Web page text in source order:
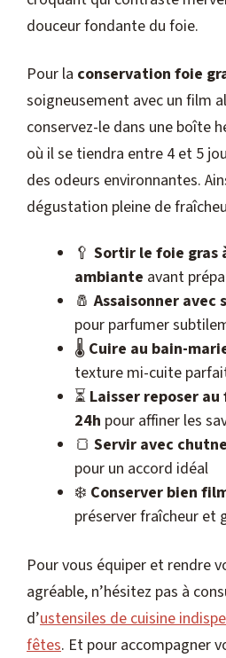
douceur fondante du foie.
Pour la conservation foie
soigneusement avec un film
conservez-le dans une boîte
où il se tiendra entre 4 et 5
des odeurs environnantes.
dégustation pleine de
🥄 Sortir le foie gras
ambiante avant
🧂Assaisonner
pour parfumer
🌡️ Cuire au bain-
texture mi-cuite
⏳ Laisser reposer
24h pour affiner les
🍞 Servir avec
pour un accord idéal
❄️ Conserver bien
préserver fraîcheur et
Pour vous équiper et rendre
agréable, n’hésitez pas à
d’ustensiles de cuisine
fêtes. Et pour accompagner